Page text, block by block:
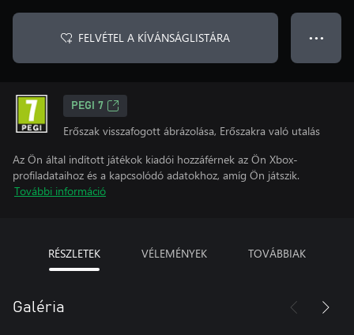
FELVÉTEL A KÍVÁNSÁGLISTÁRA ● ● ●
PEGI 7
Erőszak visszafogott ábrázolása, Erőszakra való utalás
Az Ön által indított játékok kiadói hozzáférnek az Ön Xbox-
profiladataihoz és a kapcsolódó adatokhoz, amíg Ön játszik.
További információ
RÉSZLETEK VÉLEMÉNYEK TOVÁBBIAK
Galéria